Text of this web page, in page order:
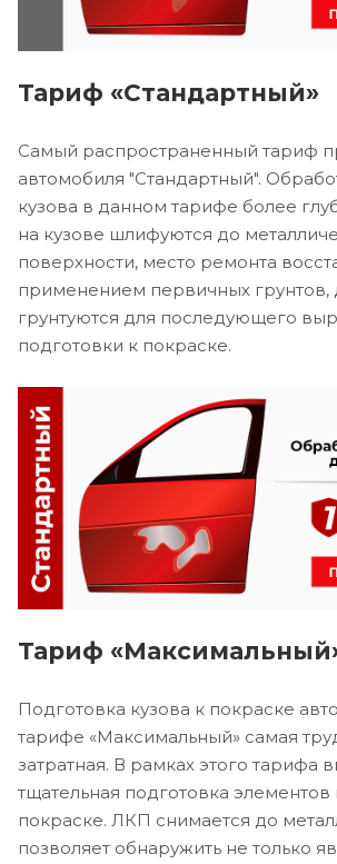
Тариф «Стандартный»
Самый распространенный тариф
автомобиля "Стандартный".
кузова в данном тарифе более
на кузове шлифуются до
поверхности, место ремонта
применением первичных грунтов,
грунтуются для последующего
подготовки к покраске.
Тариф
Подготовка кузова к покраске
тарифе «Максимальный» самая
затратная. В рамках этого тарифа
тщательная подготовка элементов
покраске. ЛКП снимается до
позволяет обнаружить не только